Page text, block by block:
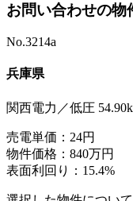
お問い合わせの物
No.3214a
兵庫県
関西電力／低圧
売電単価： 24円
物件価格： 840万円
表面利回り： 15.4%